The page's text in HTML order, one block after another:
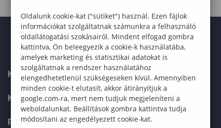
KARUNK
KÉPZÉSEK
FELVÉTELIZŐKNEK
Oldalunk cookie-kat ("sütiket") használ. Ezen fájlok
információkat szolgáltatnak számunkra a felhasználó
oldallátogatási szokásairól. Mindent elfogad gombra
kattintva, Ön beleegyezik a cookie-k használatába,
amelyek marketing és statisztikai adatokat is
szolgáltatnak a rendszer használatához
elengedhetetlenül szükségeseken kívül. Amennyiben
minden cookie-t elutasít, akkor átirányítjuk a
google.com-ra, mert nem tudjuk megjeleníteni a
weboldalunkat. Beállítások gombra kattintva tudja
módosítani az engedélyezett cookie-kat.